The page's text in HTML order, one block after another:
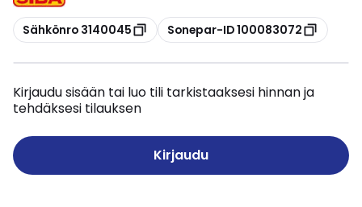
Kopioi
Sähkönro 3140045 Kopioi
Sonepar-ID 100083072
Kirjaudu sisään tai luo tili tarkistaaksesi hinnan ja
tehdäksesi tilauksen
Kirjaudu